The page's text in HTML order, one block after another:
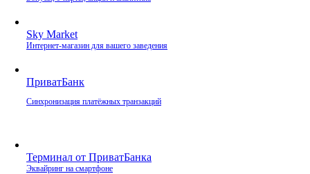
Sky Market
Интернет‑магазин для вашего заведения
ПриватБанк
Синхронизация платёжных транзакций
Терминал от ПриватБанка
Эквайринг на смартфоне